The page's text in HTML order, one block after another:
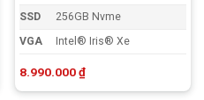
SSD
256GB Nvme
VGA
Intel® Iris® Xe
8.990.000₫